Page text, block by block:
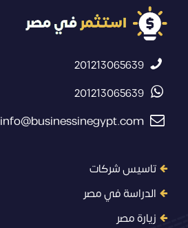
201213065639
201213065639
info@businessinegypt.com
تاسيس شركات
الدراسة في مصر
زيارة مصر